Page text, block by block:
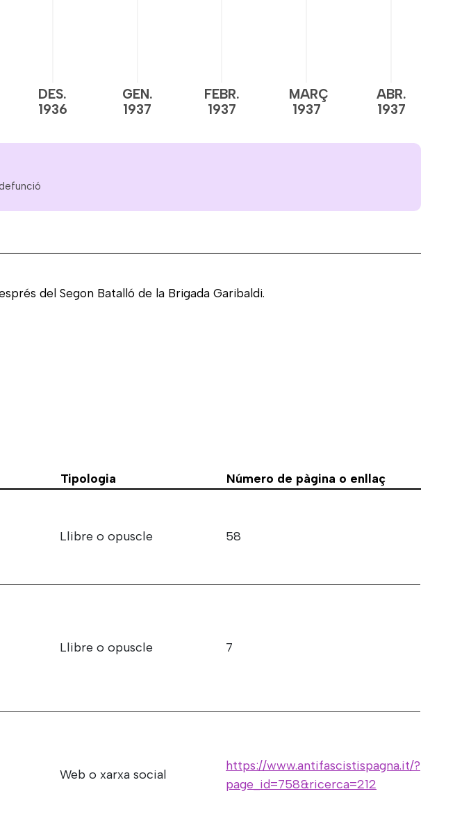
DES.
1936
GEN.
1937
FEBR.
1937
MARÇ
1937
ABR.
1937
del Segon Batalló de la Brigada Garibaldi.
Tipologia Número de pàgina o enllaç
Llibre o opuscle 58
Llibre o opuscle 7
Web o xarxa social
https://www.antifascistispagna.it/?
page_id=758&ricerca=212